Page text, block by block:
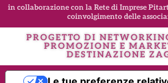
in collaborazione con la Rete di Imprese
coinvolgimento delle
PROGETTO DI
PROMOZIONE E
DESTINAZIONE